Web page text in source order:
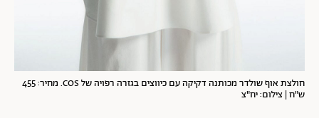
חולצת אוף שולדר מכותנה דקיקה עם כיווצים בגזרה רפויה של COS. מחיר: 455
ש"ח | צילום: יח"צ